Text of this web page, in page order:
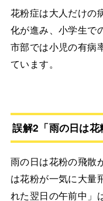
花粉症は大人だけの
化が進み、小学生で
市部では小児の有病
ています。
誤解2「雨の日は花
雨の日は花粉の飛散
は花粉が一気に大量
れた翌日の午前中」